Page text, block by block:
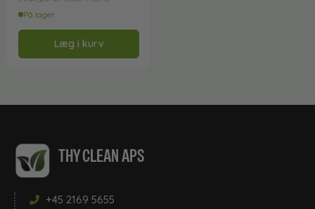
På lager
Læg i kurv
THY CLEAN APS
+45 2169 5655